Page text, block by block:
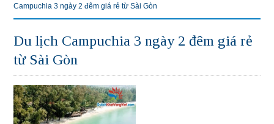
Campuchia 3 ngày 2 đêm giá rẻ từ Sài Gòn
Du lịch Campuchia 3 ngày 2 đêm giá rẻ
từ Sài Gòn